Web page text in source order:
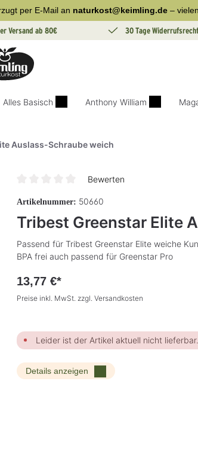
per E-Mail an naturkost@keimling.de–
Versand ab 80€ 30 Tage
Alles Basisch Anthony William
Auslass-Schraube weich
Bewerten
Artikelnummer: 50660
Tribest Greenstar Elite
Passend für Tribest Greenstar Elite weiche
BPA frei auch passend für Greenstar Pro
13,77 €*
Preise inkl. MwSt. zzgl. Versandkosten
Leider ist der Artikel aktuell nicht lieferbar.
Details anzeigen